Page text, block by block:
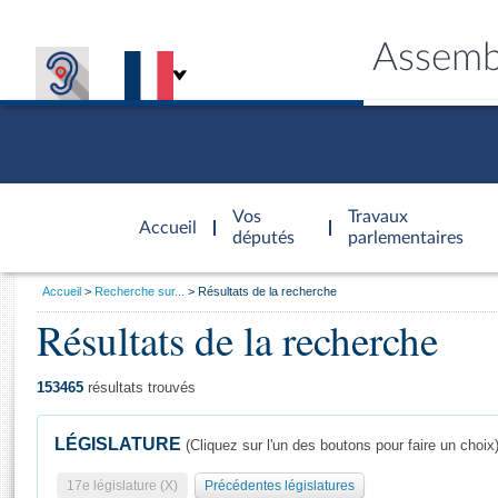
Accueil
d'accueil
Vos
députés
Travaux
parlementaires
Général
Vous
Accueil Recherche sur... Résultats de la recherche
Résultats de la recherche
153465 résultats trouvés
LÉGISLATURE (Cliquez sur l'un des boutons pour faire un choix)
17e législature (X) Précédentes législatures